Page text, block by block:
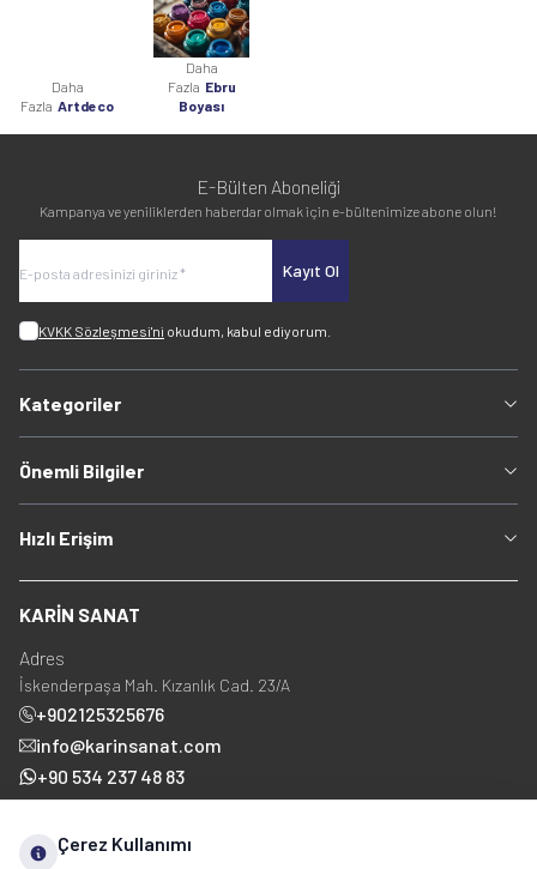
Daha
Fazla Artdeco
Daha
Fazla Ebru
Boyası
E-Bülten Aboneliği
Kampanya ve yeniliklerden haberdar olmak için e-bültenimize abone olun!
Kayıt Ol
KVKK Sözleşmesi'ni okudum, kabul ediyorum.
Kategoriler
Önemli Bilgiler
Hızlı Erişim
KARİN SANAT
Adres
İskenderpaşa Mah. Kızanlık Cad. 23/A
+902125325676
info@karinsanat.com
+90 534 237 48 83
Çerez Kullanımı